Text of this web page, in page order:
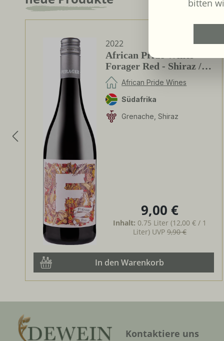
2022
African Pride Wines -
Forager Red - Shiraz /
Grenache
African Pride Wines
Südafrika
Grenache, Shiraz
Regulärer Preis:
9,00 €
Inhalt: 0.75 Liter (12,00 € / 1
Liter) UVP 9,90 €
In den Warenkorb
Kontaktiere uns
bitten